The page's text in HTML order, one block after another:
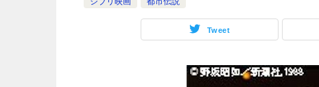
Tweet